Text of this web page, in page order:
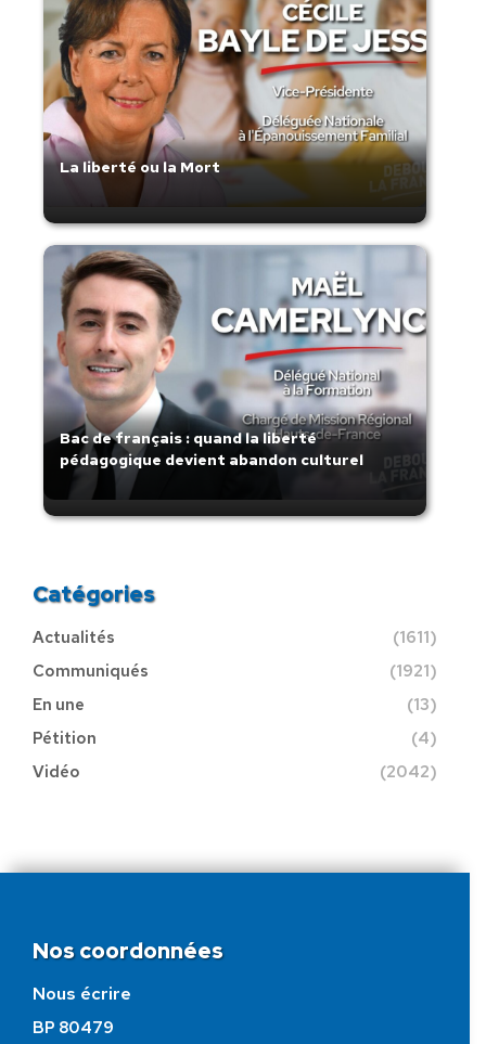
La liberté ou la Mort
Bac de français : quand la liberté
pédagogique devient abandon culturel
Catégories
Actualités
(1611)
Communiqués
(1921)
En une
(13)
Pétition
(4)
Vidéo
(2042)
Nos coordonnées
Nous écrire
BP 80479